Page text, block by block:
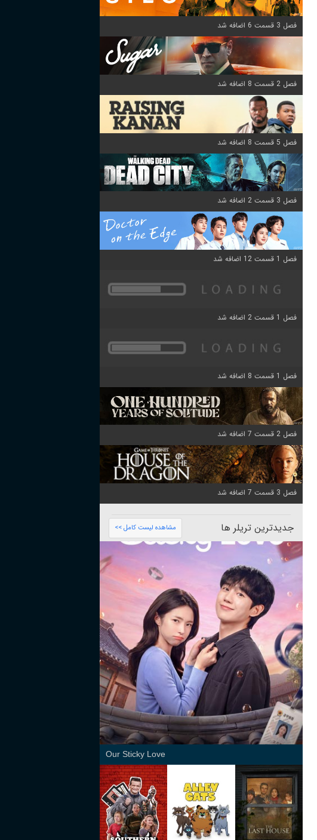
فصل 3 قسمت 6 اضافه شد
فصل 2 قسمت 8 اضافه شد
فصل 5 قسمت 8 اضافه شد
فصل 3 قسمت 2 اضافه شد
فصل 1 قسمت 12 اضافه شد
فصل 1 قسمت 2 اضافه شد
فصل 1 قسمت 8 اضافه شد
فصل 2 قسمت 7 اضافه شد
فصل 3 قسمت 7 اضافه شد
جدیدترین تریلر ها مشاهده لیست کامل >>
Our Sticky Love